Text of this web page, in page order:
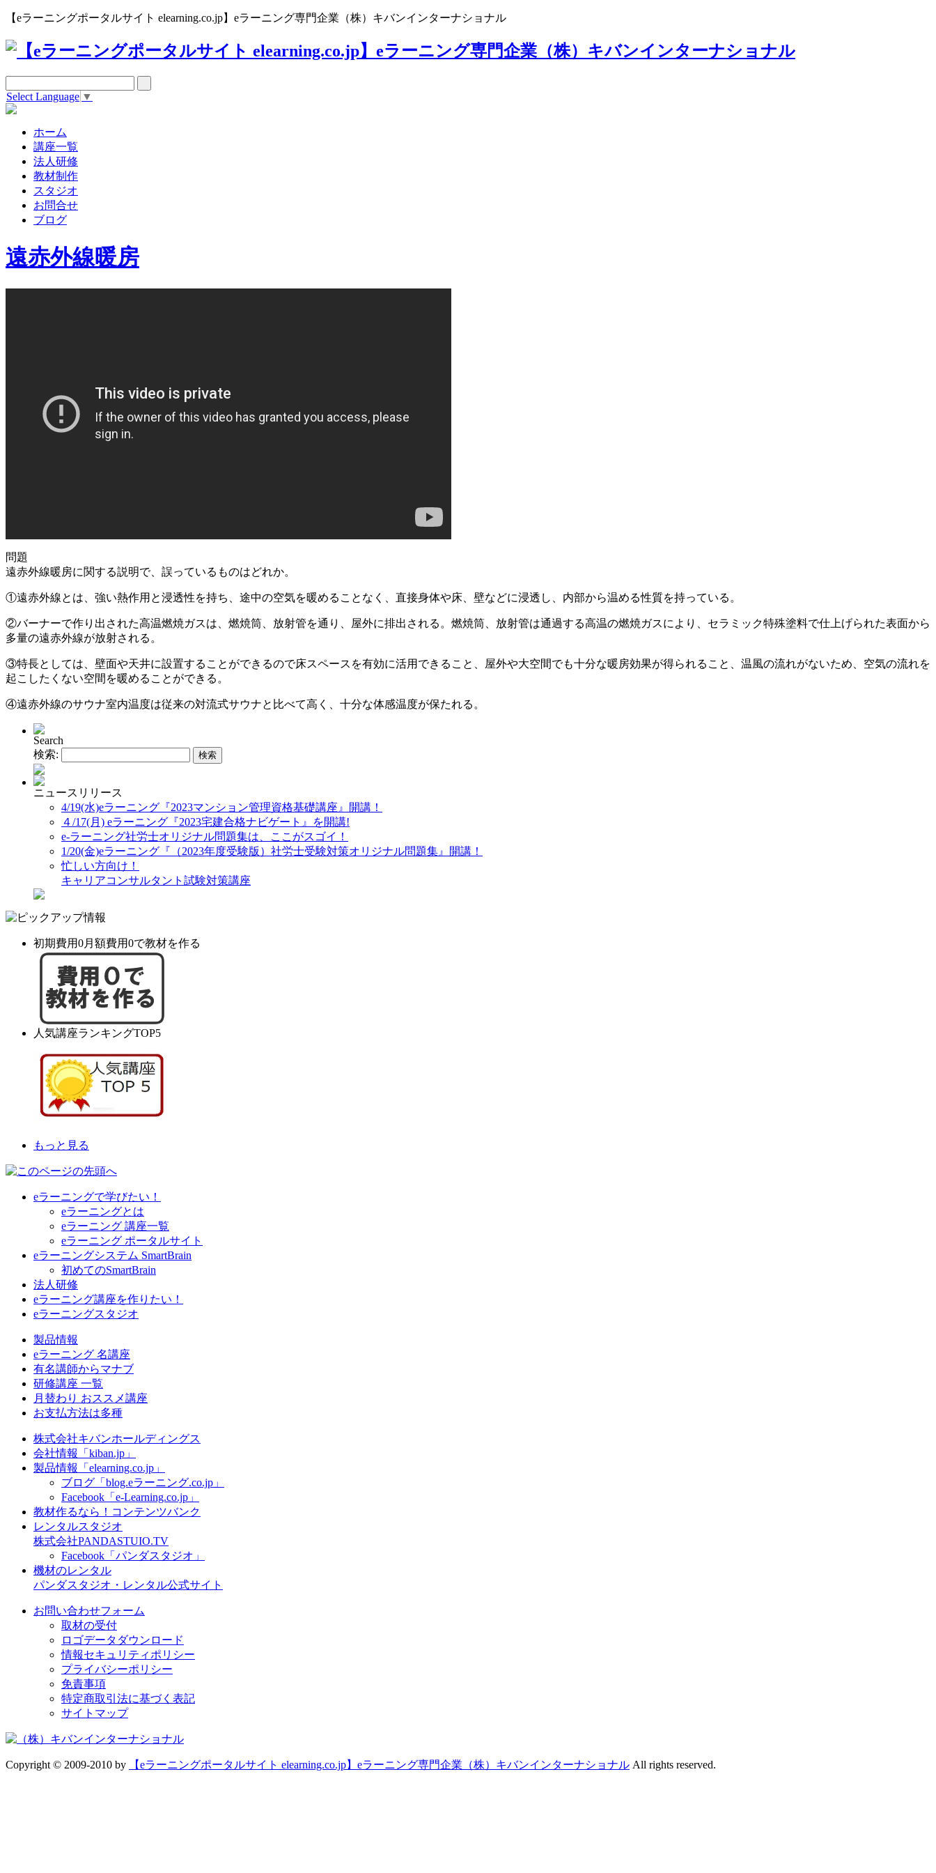
【eラーニングポータルサイト elearning.co.jp】eラーニング専門企業（株）キバンインターナショナル
Select Language ▼
ホーム
講座一覧
法人研修
教材制作
スタジオ
お問合せ
ブログ
遠赤外線暖房
問題
遠赤外線暖房に関する説明で、誤っているものはどれか。
①遠赤外線とは、強い熱作用と浸透性を持ち、途中の空気を暖めることなく、直接身体や­床、壁などに浸透し、内部から温める性質を持っている。
②バーナーで作り出された高温燃焼ガスは、燃焼筒、放射管を通り、屋外に排出される。­燃焼筒、放射管は通過する高温の燃焼ガスにより、セラミック特殊塗料で仕上げられた表­面から
多量の遠赤外線が放射される。
③特長としては、壁面や天井に設置することができるので床スペースを有効に活用できる­こと、屋外や大空間でも十分な暖房効果が得られること、温風の流れがないため、空気の­流れを
起こしたくない空間を暖めることができる。
④遠赤外線のサウナ室内温度は従来の対流式サウナと比べて高く、十分な体感温度が保た­れる。
Search
検索:
ニュースリリース
4/19(水)eラーニング『2023マンション管理資格基礎講座』開講！
４/17(月) eラーニング『2023宅建合格ナビゲート』を開講!
e-ラーニング社労士オリジナル問題集は、ここがスゴイ！
1/20(金)eラーニング『（2023年度受験版）社労士受験対策オリジナル問題集』開講！
忙しい方向け！
キャリアコンサルタント試験対策講座
初期費用0月額費用0で教材を作る
人気講座ランキングTOP5
もっと見る
eラーニングで学びたい！
eラーニングとは
eラーニング 講座一覧
eラーニング ポータルサイト
eラーニングシステム SmartBrain
初めてのSmartBrain
法人研修
eラーニング講座を作りたい！
eラーニングスタジオ
製品情報
eラーニング 名講座
有名講師からマナブ
研修講座 一覧
月替わり おススメ講座
お支払方法は多種
株式会社キバンホールディングス
会社情報「kiban.jp」
製品情報「elearning.co.jp」
ブログ「blog.eラーニング.co.jp」
Facebook「e-Learning.co.jp」
教材作るなら！コンテンツバンク
レンタルスタジオ
株式会社PANDASTUIO.TV
Facebook「パンダスタジオ」
機材のレンタル
パンダスタジオ・レンタル公式サイト
お問い合わせフォーム
取材の受付
ロゴデータダウンロード
情報セキュリティポリシー
プライバシーポリシー
免責事項
特定商取引法に基づく表記
サイトマップ
Copyright © 2009-2010 by 【eラーニングポータルサイト elearning.co.jp】eラーニング専門企業（株）キバンインターナショナル All rights reserved.